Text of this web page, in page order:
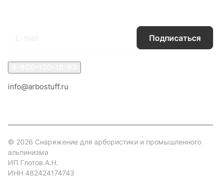
Подписаться
info@arbostuff.ru
© 2026 Снаряжение для арбористики и промышленного
альпинизма
ИП Глотов А.Н.
ИНН 482424174743